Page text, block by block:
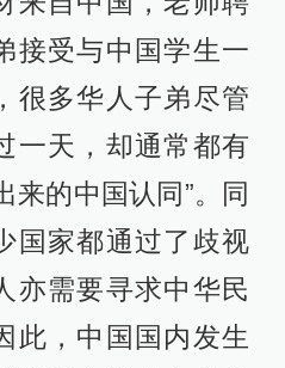
接受与中国学生一
很多华人子弟尽管
一天，却通常都有
来的中国认同”。同
国家都通过了歧视
亦需要寻求中华民
此，中国国内发生